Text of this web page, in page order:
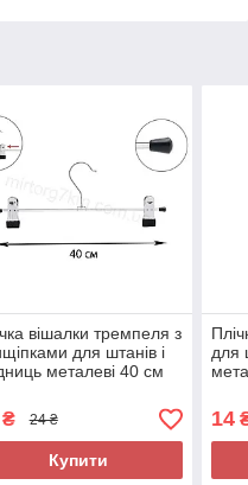
вішалки тремпеля з
для штанів і
металеві 40 см
24 ₴
Купити
для
14